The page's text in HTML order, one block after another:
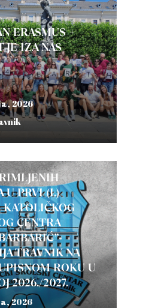
ERASMUS +
JE IZA NAS
2026
U PRVI (I.)
CENTRA
TRAVNIK NA
ROKU U
2026./2027.
2026